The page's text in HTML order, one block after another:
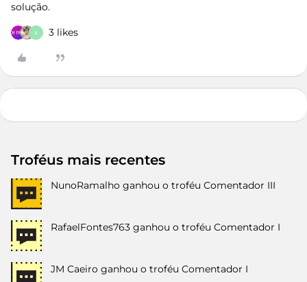
solução.
X 3 likes
Troféus mais recentes
NunoRamalho ganhou o troféu Comentador III
RafaelFontes763 ganhou o troféu Comentador I
JM Caeiro ganhou o troféu Comentador I